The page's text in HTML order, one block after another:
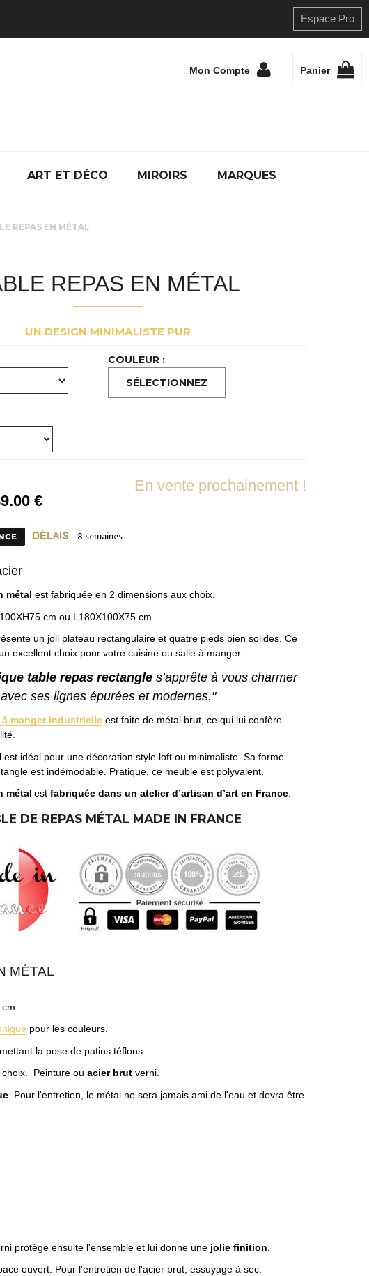
Espace Pro
Mon Compte Panier
ART ET DÉCO MIROIRS MARQUES
REPAS EN MÉTAL
REPAS EN MÉTAL
UN DESIGN MINIMALISTE PUR
COULEUR :
.00€
En vente prochainement !
métal est fabriquée en 2 dimensions aux choix.
cm ou L180X100X75 cm
un joli plateau rectangulaire et quatre pieds bien solides. Ce
excellent choix pour votre cuisine ou salle à manger.
table repas rectangles’apprête à vous charmer
avec ses lignes épurées et modernes."
manger industrielleest faite de métal brut, ce qui lui confère
est idéal pour une décoration style loft ou minimaliste. Sa forme
est indémodable. Pratique, ce meuble est polyvalent.
métal est fabriquée dans un atelier d’artisan d’art en France.
DE REPAS MÉTAL MADE IN FRANCE
MÉTAL
pour les couleurs.
la pose de patins téflons.
Peinture ou acier brutverni.
. Pour l'entretien, le métal ne sera jamais ami de l'eau et devra être
protège ensuite l'ensemble et lui donne une jolie finition
ouvert. Pour l'entretien de l'acier brut, essuyage à sec.